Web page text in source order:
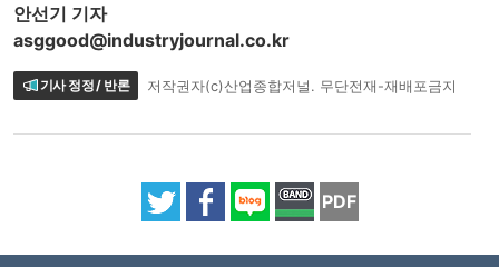
안선기 기자
asggood@industryjournal.co.kr
기사 정정 / 반론 저작권자(c)산업종합저널. 무단전재-재배포금지
PDF